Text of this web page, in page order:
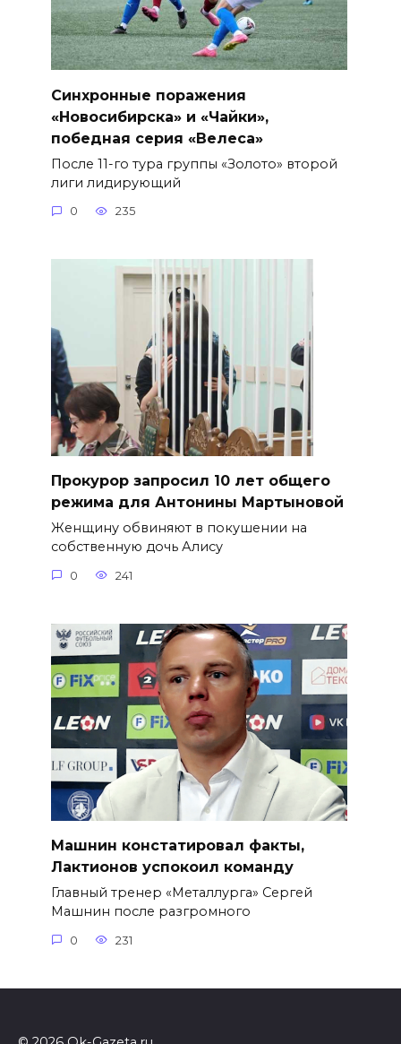
Синхронные поражения
«Новосибирска» и «Чайки»,
победная серия «Велеса»
После 11-го тура группы «Золото» второй
лиги лидирующий
0 235
​Прокурор запросил 10 лет общего
режима для Антонины Мартыновой
Женщину обвиняют в покушении на
собственную дочь Алису
0 241
Машнин констатировал факты,
Лактионов успокоил команду
Главный тренер «Металлурга» Сергей
Машнин после разгромного
0 231